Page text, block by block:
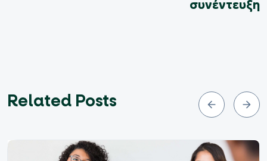
συνέντευξη
Related Posts